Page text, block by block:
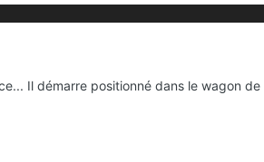
Il démarre positionné dans le wagon de